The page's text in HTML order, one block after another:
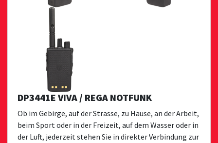
DP3441E VIVA / REGA NOTFUNK
Ob im Gebirge, auf der Strasse, zu Hause, an der Arbeit,
beim Sport oder in der Freizeit, auf dem Wasser oder in
der Luft, jederzeit stehen Sie in direkter Verbindung zur